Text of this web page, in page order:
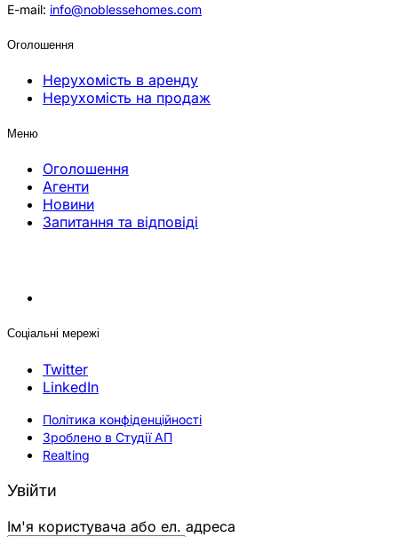
E-mail: info@noblessehomes.com
Оголошення
Нерухомість в аренду
Нерухомість на продаж
Меню
Оголошення
Агенти
Новини
Запитання та відповіді
Соціальні мережі
Twitter
LinkedIn
Політика конфіденційності
Зроблено в Студії АП
Realting
Увійти
Ім'я користувача або ел. адреса